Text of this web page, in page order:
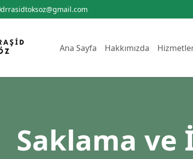
drrasidtoksoz@gmail.com
Ana Sayfa Hakkımızda
Saklama ve